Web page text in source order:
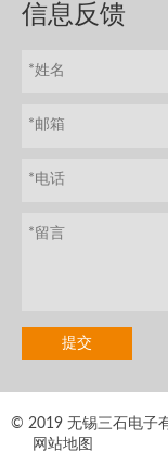
信息反馈
© 2019 无锡三石电子
网站地图